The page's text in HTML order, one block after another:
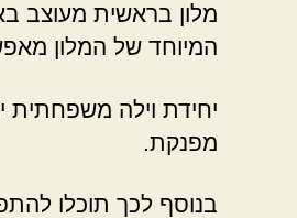
מלון בראשית מעוצב
המיוחד של המלון
יחידת וילה משפחתית
מפנקת.
בנוסף לכך תוכלו